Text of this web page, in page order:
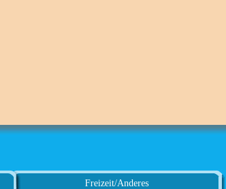
Freizeit/Anderes